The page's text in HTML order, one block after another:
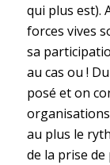
qui plus est).
forces vives
sa
au cas ou !
posé et on
au plus le
de la prise